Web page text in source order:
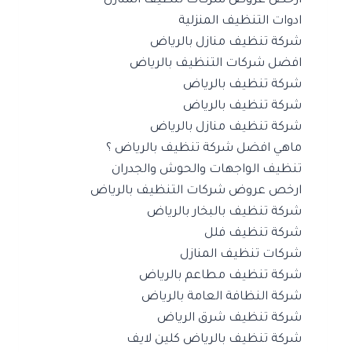
ادوات التنظيف المنزلية
شركة تنظيف منازل بالرياض
افضل شركات التنظيف بالرياض
شركة تنظيف بالرياض
شركة تنظيف بالرياض
شركة تنظيف منازل بالرياض
ماهي افضل شركة تنظيف بالرياض ؟
تنظيف الواجهات والحوش والجدران
ارخص عروض شركات التنظيف بالرياض
شركة تنظيف بالبخار بالرياض
شركة تنظيف فلل
شركات تنظيف المنازل
شركة تنظيف مطاعم بالرياض
شركة النظافة العامة بالرياض
شركة تنظيف شرق الرياض
شركة تنظيف بالرياض كلين لايف